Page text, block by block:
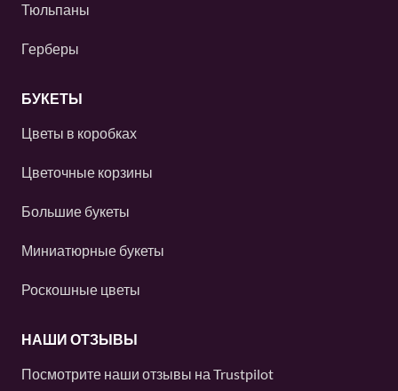
Тюльпаны
Герберы
БУКЕТЫ
Цветы в коробках
Цветочные корзины
Большие букеты
Миниатюрные букеты
Роскошные цветы
НАШИ ОТЗЫВЫ
Посмотрите наши отзывы на Trustpilot